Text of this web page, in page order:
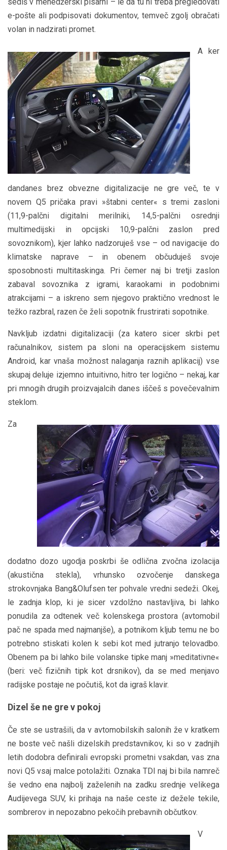
sediš v menedžerski pisarni – le da tu ni treba pregledovati
e-pošte ali podpisovati dokumentov, temveč zgolj obračati
volan in nadzirati promet.
A ker
dandanes brez obvezne digitalizacije ne gre več, te v
novem Q5 pričaka pravi »štabni center« s tremi zasloni
(11,9-palčni digitalni merilniki, 14,5-palčni osrednji
multimedijski in opcijski 10,9-palčni zaslon pred
sovoznikom), kjer lahko nadzoruješ vse – od navigacije do
klimatske naprave – in obenem občuduješ svoje
sposobnosti multitaskinga. Pri čemer naj bi tretji zaslon
zabaval sovoznika z igrami, karaokami in podobnimi
atrakcijami – a iskreno sem njegovo praktično vrednost le
težko razbral, razen če želi sopotnik frustrirati sopotnike.
Navkljub izdatni digitalizaciji (za katero sicer skrbi pet
računalnikov, sistem pa sloni na operacijskem sistemu
Android, kar vnaša možnost nalaganja raznih aplikacij) vse
skupaj deluje izjemno intuitivno, hitro ter logično – nekaj, kar
pri mnogih drugih proizvajalcih danes iščeš s povečevalnim
steklom.
Za
dodatno dozo ugodja poskrbi še odlična zvočna izolacija
(akustična stekla), vrhunsko ozvočenje danskega
strokovnjaka Bang&Olufsen ter pohvale vredni sedeži. Okej,
le zadnja klop, ki je sicer vzdolžno nastavljiva, bi lahko
ponudila za odtenek več kolenskega prostora (avtomobil
pač ne spada med najmanjše), a potnikom kljub temu ne bo
potrebno stiskati kolen k sebi kot med jutranjo telovadbo.
Obenem pa bi lahko bile volanske tipke manj »meditativne«
(beri: več fizičnih tipk kot drsnikov), da se med menjavo
radijske postaje ne počutiš, kot da igraš klavir.
Dizel še ne gre v pokoj
Če ste se ustrašili, da v avtomobilskih salonih že v kratkem
ne boste več našli dizelskih predstavnikov, ki so v zadnjih
letih dodobra definirali evropski prometni vsakdan, vas zna
novi Q5 vsaj malce potolažiti. Oznaka TDI naj bi bila namreč
še vedno ena najbolj zaželenih na zadku srednje velikega
Audijevega SUV, ki prihaja na naše ceste iz dežele tekile,
sombrerov in nepozabno pekočih prebavnih občutkov.
V